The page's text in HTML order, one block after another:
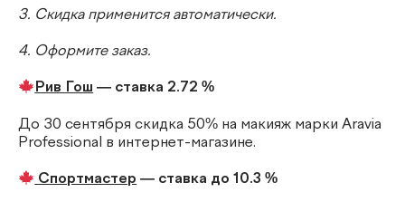
3. Скидка применится автоматически.
4. Оформите заказ.
Рив Гош — ставка 2.72 %
До 30 сентября скидка 50% на макияж марки Aravia
Professional в интернет-магазине.
Спортмастер — ставка до 10.3 %